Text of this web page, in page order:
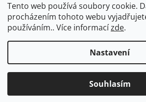
Tento web používá soubory cookie.
procházením tohoto webu
používáním.. Více informacízde.
Nastavení
Souhlasím
Vytvořil Shoptet Partner:
© 2021 Idaservis - Všechna práva